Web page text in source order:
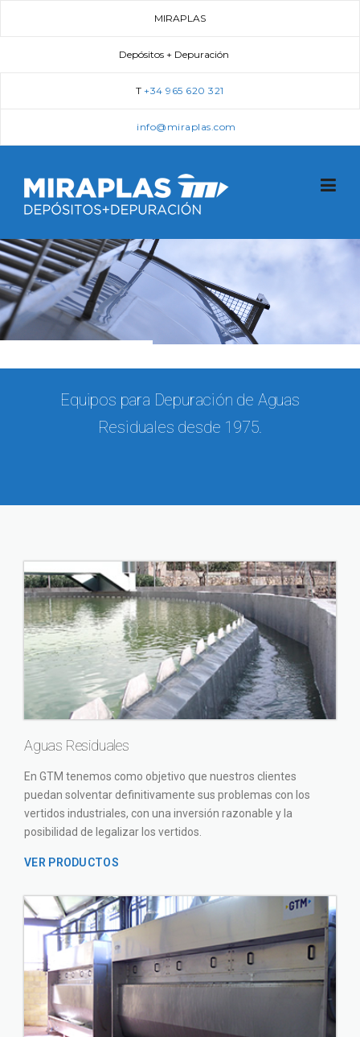
MIRAPLAS
Depósitos + Depuración
T+34 965 620 321
info@miraplas.com
Equipos para Depuración de Aguas
Residuales desde 1975.
Aguas Residuales
En GTM tenemos como objetivo que nuestros clientes
puedan solventar definitivamente sus problemas con los
vertidos industriales, con una inversión razonable y la
posibilidad de legalizar los vertidos.
VER PRODUCTOS